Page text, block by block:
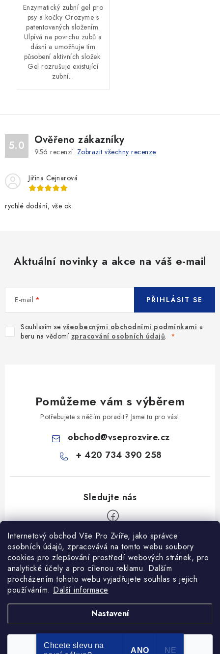
Internetový obchod Vše Pro Zvíře, jako správce
osobních údajů, zpracovává na tomto webu soubory
cookies pro zlepšování prostředí webových stránek, pro
analytické účely a pro cílenou reklamu. Dalším
procházením tohoto webu vyjadřujete souhlas s jejich
používáním. Další informace
Nastavení
Souhlasím
Enzymatický zubní gel pro
psy a kočky Orozyme s
patentovaných složením.
Ulpívá na povrchu zubů a
dásní a umožňuje tím
působení aktivních složek.
Gel rozrušuje existující
zubní...
5.0 Ověřeno zákazníky
956 recenzí. Zobrazit všechny recenze
Jiřina Cejnarová
rychlé dodání, vše ok
Aktuální novinky a akce na váš e-mail
E-mail
Souhlasím se všeobecnými obchodními podmínkami a
beru na vědomí zpracování osobních údajů.
PŘIHLÁSIT SE
Pomůžeme vám s výběrem
Potřebujete s něčím poradit? Jsme tu pro vás!
obchod@vseprozvire.cz
+ 420 734 390 258
Informace pro Vás
Ceník dopravy
Kontakty
Obchodní podmínky
Podmínky ochrany osobních údajů
Heuréka recenze
Copyright 2026Vše Pro Zvíře . Všechna práva vyhrazena.
Chcete slevu na
ANO NE